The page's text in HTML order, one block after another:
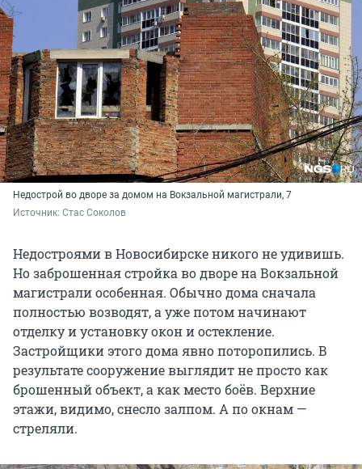
Недострой во дворе за домом на Вокзальной магистрали, 7
Источник: Стас Соколов
Недостроями в Новосибирске никого не удивишь.
Но заброшенная стройка во дворе на Вокзальной
магистрали особенная. Обычно дома сначала
полностью возводят, а уже потом начинают
отделку и установку окон и остекление.
Застройщики этого дома явно поторопились. В
результате сооружение выглядит не просто как
брошенный объект, а как место боёв. Верхние
этажи, видимо, снесло залпом. А по окнам —
стреляли.